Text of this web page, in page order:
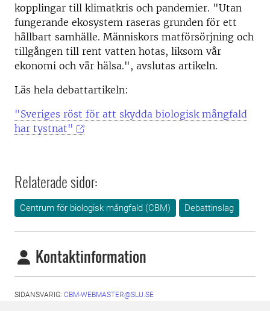
kopplingar till klimatkris och pandemier. "Utan
fungerande ekosystem raseras grunden för ett
hållbart samhälle. Människors matförsörjning och
tillgången till rent vatten hotas, liksom vår
ekonomi och vår hälsa.", avslutas artikeln.
Läs hela debattartikeln:
"Sveriges röst för att skydda biologisk mångfald
har tystnat"
Relaterade sidor:
Centrum för biologisk mångfald (CBM) Debattinslag
Kontaktinformation
SIDANSVARIG: CBM-WEBMASTER@SLU.SE